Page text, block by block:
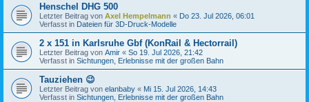
Henschel DHG 500
Letzter Beitrag von Axel Hempelmann « Do 23. Jul 2026, 06:01
Verfasst in Dateien für 3D-Druck-Modelle
2 x 151 in Karlsruhe Gbf (KonRail & Hectorrail)
Letzter Beitrag von Amir « So 19. Jul 2026, 21:42
Verfasst in Sichtungen, Erlebnisse mit der großen Bahn
Tauziehen 😉
Letzter Beitrag von elanbaby « Mi 15. Jul 2026, 14:43
Verfasst in Sichtungen, Erlebnisse mit der großen Bahn